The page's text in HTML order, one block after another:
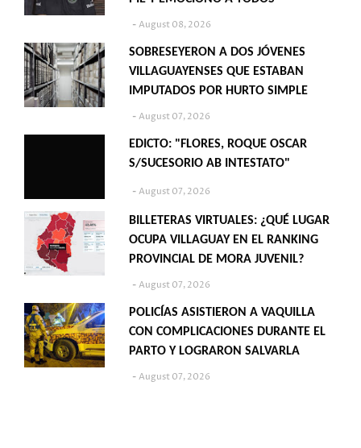
August 08, 2026
SOBRESEYERON A DOS JÓVENES
VILLAGUAYENSES QUE ESTABAN
IMPUTADOS POR HURTO SIMPLE
August 07, 2026
EDICTO: "FLORES, ROQUE OSCAR
S/SUCESORIO AB INTESTATO"
August 07, 2026
BILLETERAS VIRTUALES: ¿QUÉ LUGAR
OCUPA VILLAGUAY EN EL RANKING
PROVINCIAL DE MORA JUVENIL?
August 07, 2026
POLICÍAS ASISTIERON A VAQUILLA
CON COMPLICACIONES DURANTE EL
PARTO Y LOGRARON SALVARLA
August 07, 2026